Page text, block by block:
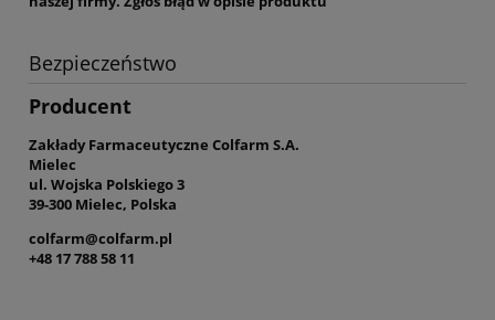
Bezpieczeństwo
Producent
Zakłady Farmaceutyczne Colfarm S.A.
Mielec
ul. Wojska Polskiego 3
39-300 Mielec, Polska
colfarm@colfarm.pl
+48 17 788 58 11